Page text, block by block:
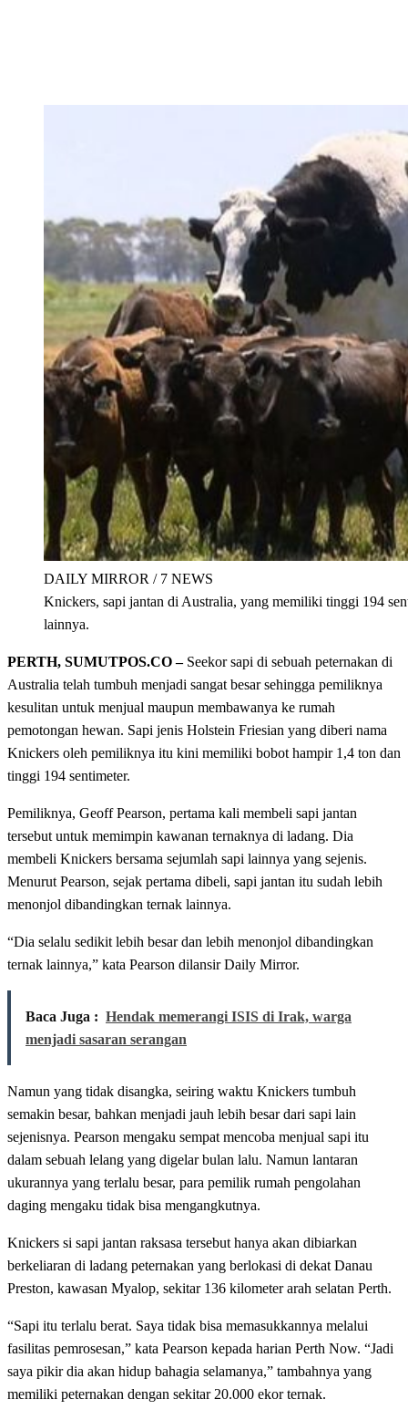
DAILY MIRROR / 7 NEWS
Knickers, sapi jantan di Australia, yang memiliki tinggi 194
lainnya.
PERTH, SUMUTPOS.CO – Seekor sapi di sebuah peternakan di
Australia telah tumbuh menjadi sangat besar sehingga pemiliknya
kesulitan untuk menjual maupun membawanya ke rumah
pemotongan hewan. Sapi jenis Holstein Friesian yang diberi nama
Knickers oleh pemiliknya itu kini memiliki bobot hampir 1,4 ton dan
tinggi 194 sentimeter.
Pemiliknya, Geoff Pearson, pertama kali membeli sapi jantan
tersebut untuk memimpin kawanan ternaknya di ladang. Dia
membeli Knickers bersama sejumlah sapi lainnya yang sejenis.
Menurut Pearson, sejak pertama dibeli, sapi jantan itu sudah lebih
menonjol dibandingkan ternak lainnya.
“Dia selalu sedikit lebih besar dan lebih menonjol dibandingkan
ternak lainnya,” kata Pearson dilansir Daily Mirror.
Baca Juga : Hendak memerangi ISIS di Irak, warga
menjadi sasaran serangan
Namun yang tidak disangka, seiring waktu Knickers tumbuh
semakin besar, bahkan menjadi jauh lebih besar dari sapi lain
sejenisnya. Pearson mengaku sempat mencoba menjual sapi itu
dalam sebuah lelang yang digelar bulan lalu. Namun lantaran
ukurannya yang terlalu besar, para pemilik rumah pengolahan
daging mengaku tidak bisa mengangkutnya.
Knickers si sapi jantan raksasa tersebut hanya akan dibiarkan
berkeliaran di ladang peternakan yang berlokasi di dekat Danau
Preston, kawasan Myalop, sekitar 136 kilometer arah selatan Perth.
“Sapi itu terlalu berat. Saya tidak bisa memasukkannya melalui
fasilitas pemrosesan,” kata Pearson kepada harian Perth Now. “Jadi
saya pikir dia akan hidup bahagia selamanya,” tambahnya yang
memiliki peternakan dengan sekitar 20.000 ekor ternak.